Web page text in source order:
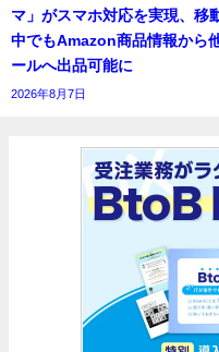
マ」がスマホ対応を実現、移
中でもAmazon商品情報から
ールへ出品可能に
2026年8月7日